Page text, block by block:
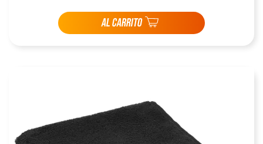
AL CARRITO